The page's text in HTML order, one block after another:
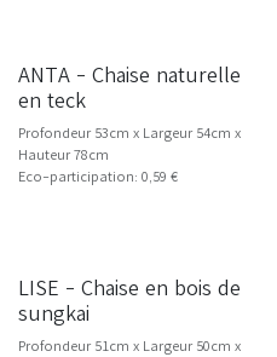
ANTA - Chaise naturelle
en teck
Profondeur 53cm x Largeur 54cm x
Hauteur 78cm
Eco-participation: 0,59 €
NOUVEAU
LISE - Chaise en bois de
sungkai
Profondeur 51cm x Largeur 50cm x